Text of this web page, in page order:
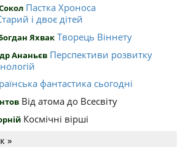
Пастка Хроноса
і двоє дітей
Яхвак Творець Віннету
Ананьєв Перспективи розвитку
фантастика сьогодні
Від атома до Всесвіту
Космічні вірші
»